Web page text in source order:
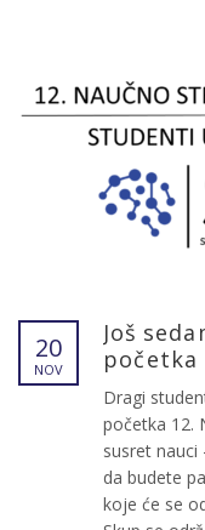
20
NOV
Još
početka
Dragi
početka 12.
susret nauci
da budete
koje će se